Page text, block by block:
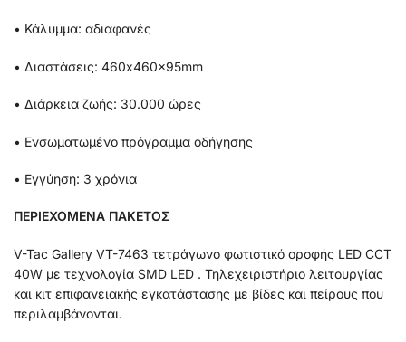
• Κάλυμμα: αδιαφανές
• Διαστάσεις: 460x460x95mm
• Διάρκεια ζωής: 30.000 ώρες
• Ενσωματωμένο πρόγραμμα οδήγησης
• Εγγύηση: 3 χρόνια
ΠΕΡΙΕΧΟΜΕΝΑ ΠΑΚΕΤΟΣ
V-Tac Gallery VT-7463 τετράγωνο φωτιστικό οροφής LED CCT
40W με τεχνολογία SMD LED . Τηλεχειριστήριο λειτουργίας
και κιτ επιφανειακής εγκατάστασης με βίδες και πείρους που
περιλαμβάνονται.